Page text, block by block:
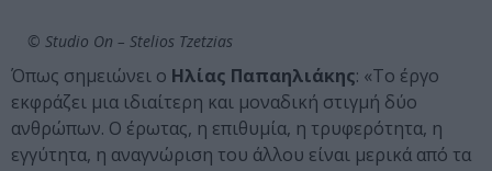
© Studio On – Stelios Tzetzias
Όπως σημειώνει ο Ηλίας Παπαηλιάκης: «Το έργο
εκφράζει μια ιδιαίτερη και μοναδική στιγμή δύο
ανθρώπων. Ο έρωτας, η επιθυμία, η τρυφερότητα, η
εγγύτητα, η αναγνώριση του άλλου είναι μερικά από τα